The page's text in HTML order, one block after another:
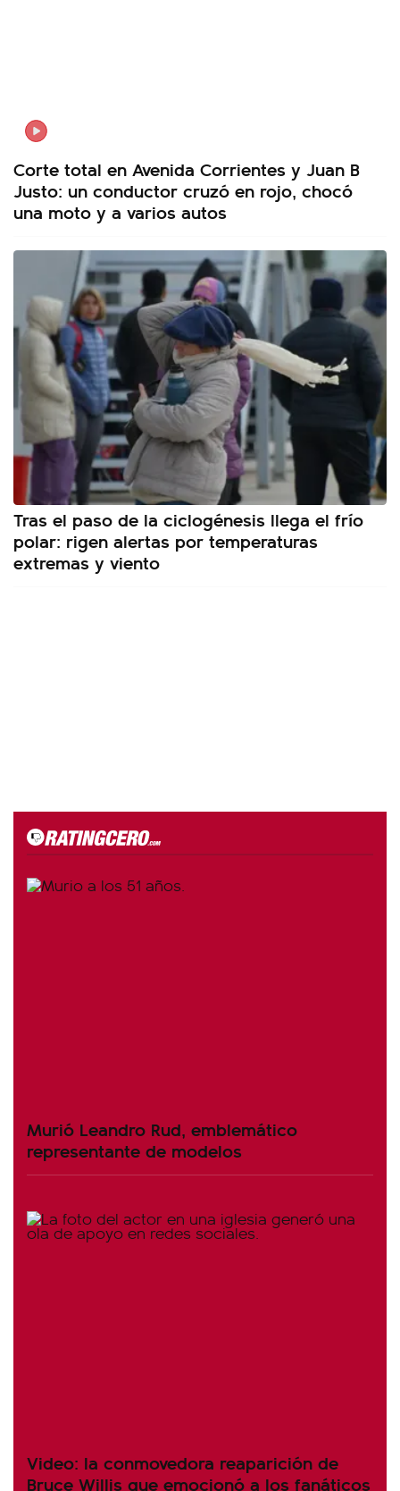
Corte total en Avenida Corrientes y Juan B
Justo: un conductor cruzó en rojo, chocó
una moto y a varios autos
Tras el paso de la ciclogénesis llega el frío
polar: rigen alertas por temperaturas
extremas y viento
Murió Leandro Rud, emblemático
representante de modelos
Video: la conmovedora reaparición de
Bruce Willis que emocionó a los fanáticos